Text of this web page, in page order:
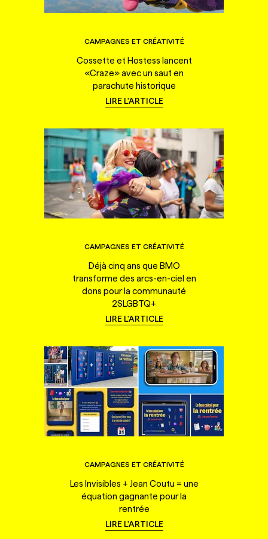
CAMPAGNES ET CRÉATIVITÉ
Cossette et Hostess lancent
«Craze» avec un saut en
parachute historique
LIRE L'ARTICLE
CAMPAGNES ET CRÉATIVITÉ
Déjà cinq ans que BMO
transforme des arcs-en-ciel en
dons pour la communauté
2SLGBTQ+
LIRE L'ARTICLE
CAMPAGNES ET CRÉATIVITÉ
Les Invisibles + Jean Coutu = une
équation gagnante pour la
rentrée
LIRE L'ARTICLE